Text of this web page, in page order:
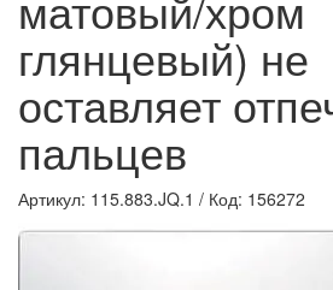
глянцевый) не
оставляет
пальцев
Артикул: 115.883.JQ.1 / Код: 156272